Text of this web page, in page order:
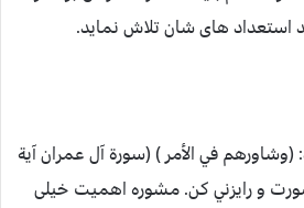
استعداد های شان تلاش نماید.
في الأمر ) (سورة آل عمران آية
مشورت و رايزني كن. مشوره اهمیت خیلی